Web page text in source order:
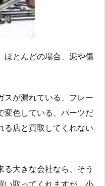
ほとんどの場合、泥や傷
スが漏れている、フレー
変色している、パーツだ
る店と買取してくれない
る大きな会社なら、そう
い取ってくれますが、小